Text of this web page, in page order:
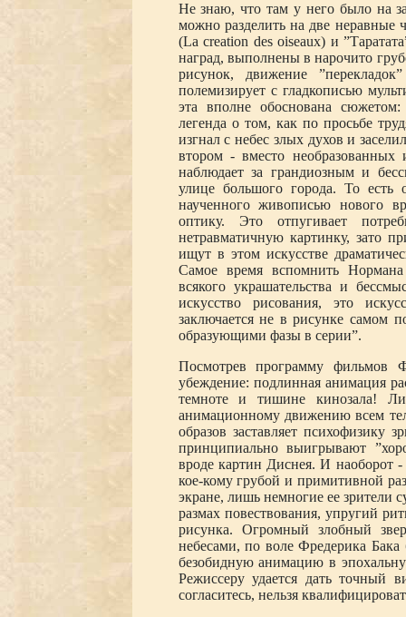
Не знаю, что там у него было на
можно разделить на две неравные
(La creation des oiseaux) и
наград, выполнены в нарочито
рисунок, движение
полемизирует с гладкописью
эта вполне обоснована
легенда о том, как по просьбе
изгнал с небес злых духов и
втором - вместо
наблюдает за грандиозным и
улице большого города. То есть
наученного живописью нового
оптику. Это отпугивает
нетравматичную картинку, зато
ищут в этом искусстве
Самое время вспомнить Нормана
всякого украшательства и
искусство рисования, это
заключается не в рисунке самом
образующими фазы в серии”.
Посмотрев программу фильмов
убеждение: подлинная анимация
темноте и тишине кинозала!
анимационному движению всем
образов заставляет психофизику
принципиально выигрывают
вроде картин Диснея. И наоборот -
кое-кому грубой и примитивной
экране, лишь немногие ее зрители
размах повествования, упругий
рисунка. Огромный злобный
небесами, по воле Фредерика Бака
безобидную анимацию в
Режиссеру удается дать точный
согласитесь, нельзя